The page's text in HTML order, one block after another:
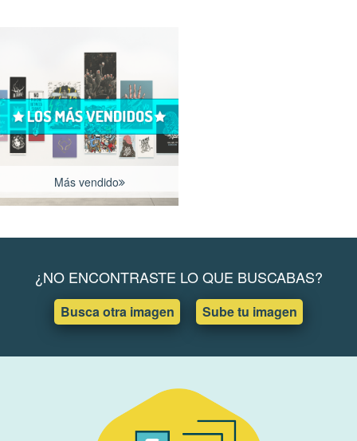
Más vendido
¿NO ENCONTRASTE LO QUE BUSCABAS?
Busca otra imagen Sube tu imagen